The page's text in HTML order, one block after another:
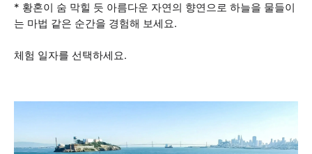
* 황혼이 숨 막힐 듯 아름다운 자연의 향연으로 하늘을 물들이
는 마법 같은 순간을 경험해 보세요.
체험 일자를 선택하세요.